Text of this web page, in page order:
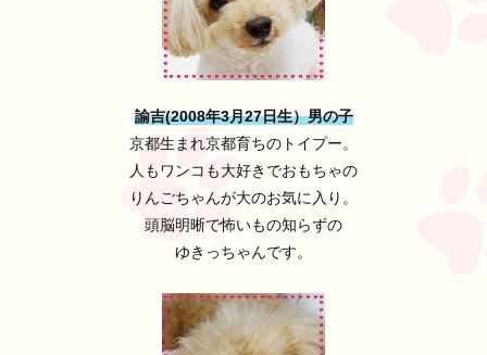
諭吉(2008年3月27日生）男の子
京都生まれ京都育ちのトイプー。
人もワンコも大好きでおもちゃの
りんごちゃんが大のお気に入り。
頭脳明晰で怖いもの知らずの
ゆきっちゃんです。